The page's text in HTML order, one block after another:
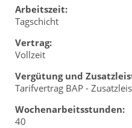
Arbeitszeit:
Tagschicht
Vertrag:
Vollzeit
Vergütung und
Tarifvertrag BAP -
Wochenarbeitsstunden:
40